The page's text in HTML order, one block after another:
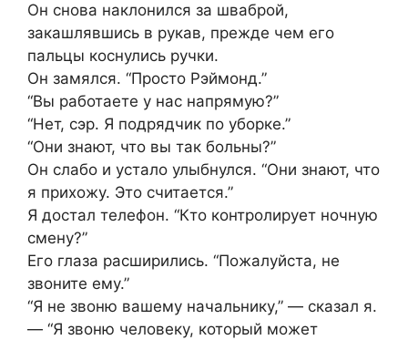
Он снова наклонился за шваброй,
закашлявшись в рукав, прежде чем его
пальцы коснулись ручки.
Он замялся. “Просто Рэймонд.”
“Вы работаете у нас напрямую?”
“Нет, сэр. Я подрядчик по уборке.”
“Они знают, что вы так больны?”
Он слабо и устало улыбнулся. “Они знают, что
я прихожу. Это считается.”
Я достал телефон. “Кто контролирует ночную
смену?”
Его глаза расширились. “Пожалуйста, не
звоните ему.”
“Я не звоню вашему начальнику,” — сказал я.
— “Я звоню человеку, который может